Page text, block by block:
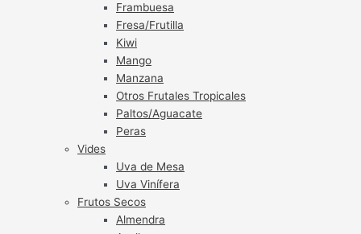
Frambuesa
Fresa/Frutilla
Kiwi
Mango
Manzana
Otros Frutales Tropicales
Paltos/Aguacate
Peras
Vides
Uva de Mesa
Uva Vinífera
Frutos Secos
Almendra